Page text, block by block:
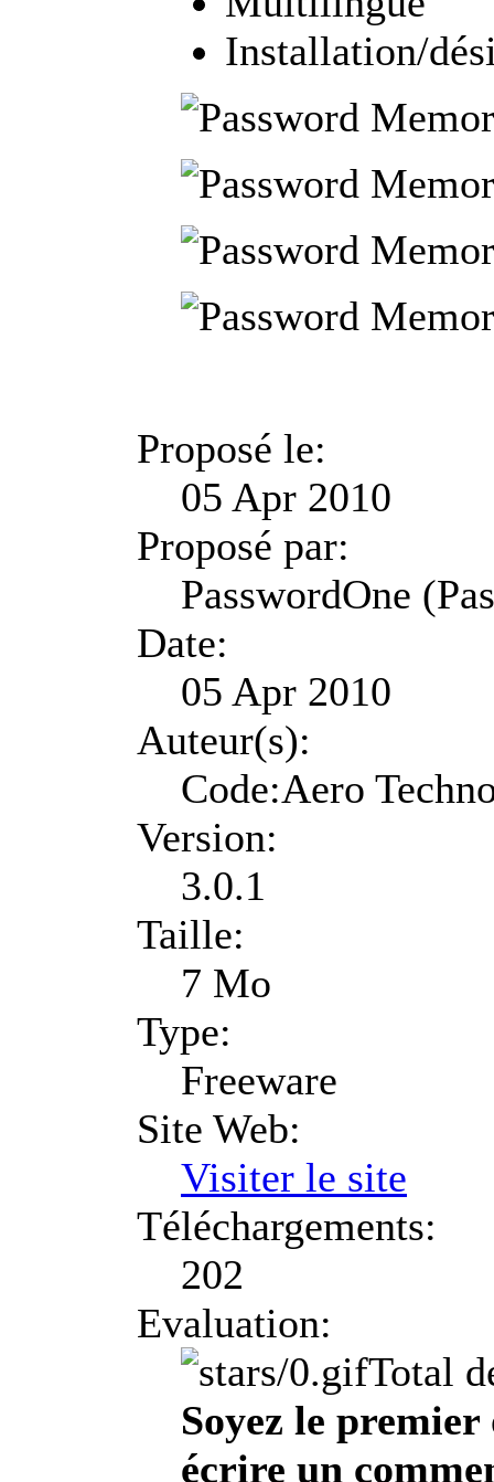
Installation/
Proposé le:
05 Apr 2010
Proposé par:
PasswordOne
Date:
05 Apr 2010
Auteur(s):
Code:Aero
Version:
3.0.1
Taille:
7 Mo
Type:
Freeware
Site Web:
Visiter le site
Téléchargements:
202
Evaluation:
Total
Soyez le
écrire un